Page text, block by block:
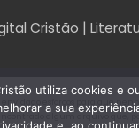
Cristão |
envidado esforços para que
algum arquivo que,
utiliza cookies e
a sua